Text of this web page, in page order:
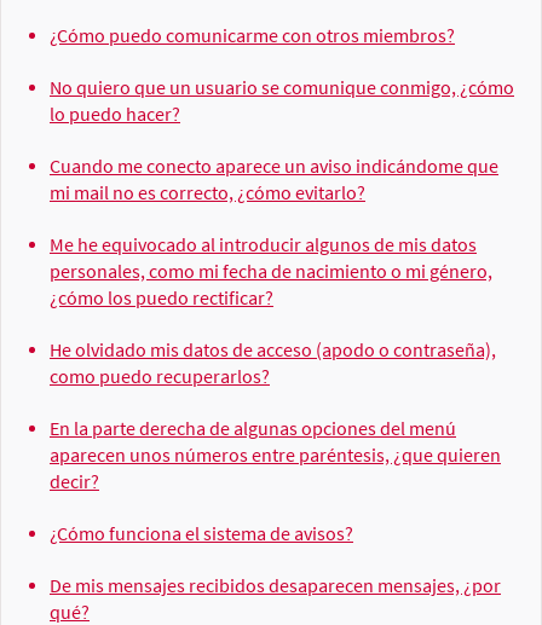
¿Cómo puedo comunicarme con otros miembros?
No quiero que un usuario se comunique conmigo, ¿cómo
lo puedo hacer?
Cuando me conecto aparece un aviso indicándome que
mi mail no es correcto, ¿cómo evitarlo?
Me he equivocado al introducir algunos de mis datos
personales, como mi fecha de nacimiento o mi género,
¿cómo los puedo rectificar?
He olvidado mis datos de acceso (apodo o contraseña),
como puedo recuperarlos?
En la parte derecha de algunas opciones del menú
aparecen unos números entre paréntesis, ¿que quieren
decir?
¿Cómo funciona el sistema de avisos?
De mis mensajes recibidos desaparecen mensajes, ¿por
qué?